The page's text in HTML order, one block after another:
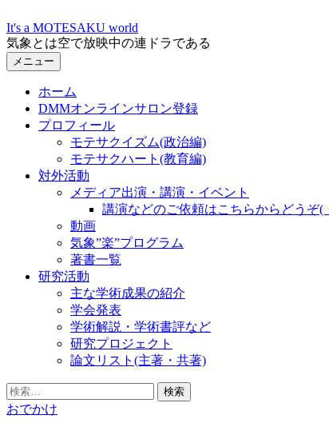
ン
テ
ン
It's a MOTESAKU world
気象とは空で放映中の連ドラである
メニュー
ホーム
DMMオンラインサロン登録
プロフィール
モテサクイズム(政治編)
モテサクハート(教育編)
対外活動
メディア出演・講演・イベント
講演などのご依頼はこちらからどうぞ(
動画
気象”楽”プログラム
著書一覧
研究活動
主な学術成果の紹介
学会発表
学術解説・学術書評など
研究プロジェクト
論文リスト(主著・共著)
検
索:
おでかけ